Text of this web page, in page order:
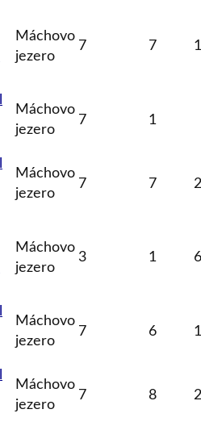
Máchovo
jezero
7 7
Máchovo
jezero
7 1
Máchovo
jezero
7 7
Máchovo
jezero
3 1 6
Máchovo
jezero
7 6
Máchovo
jezero
7 8